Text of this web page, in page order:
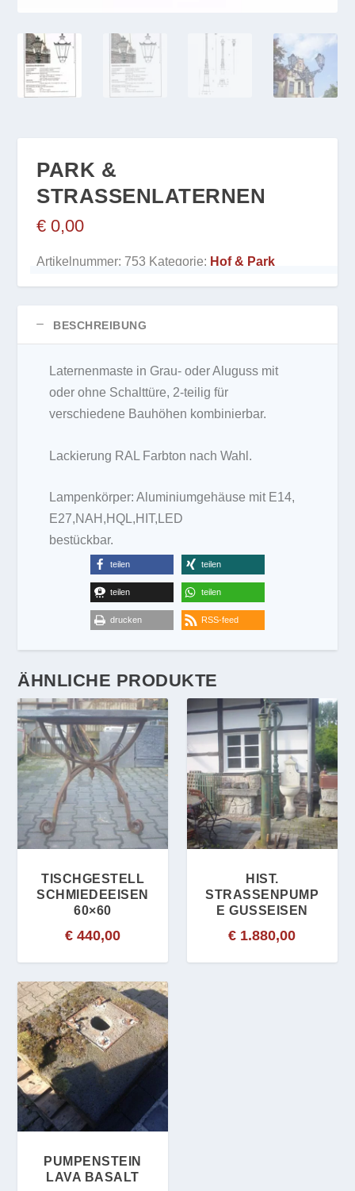
PARK &
STRASSENLATERNEN
€ 0,00
Artikelnummer: 753 Kategorie: Hof & Park
BESCHREIBUNG
Laternenmaste in Grau- oder Aluguss mit
oder ohne Schalttüre, 2-teilig für
verschiedene Bauhöhen kombinierbar.
Lackierung RAL Farbton nach Wahl.
Lampenkörper: Aluminiumgehäuse mit E14,
E27,NAH,HQL,HIT,LED
bestückbar.
teilen teilen
teilen teilen
drucken RSS-feed
ÄHNLICHE PRODUKTE
TISCHGESTELL
SCHMIEDEEISEN
60×60
€ 440,00
HIST.
STRASSENPUMPE
GUSSEISEN
€ 1.880,00
PUMPENSTEIN
LAVA BASALT